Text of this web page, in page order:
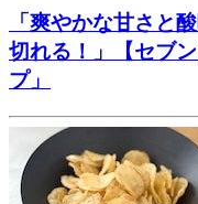
「爽やかな甘さと
切れる！」【セブ
プ」